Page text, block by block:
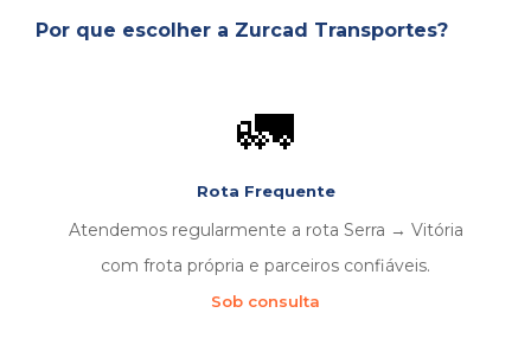
Por que escolher a Zurcad Transportes?
🚛
Rota Frequente
Atendemos regularmente a rota Serra → Vitória
com frota própria e parceiros confiáveis.
Sob consulta